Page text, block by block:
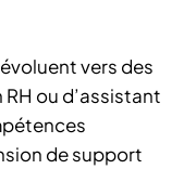
vers des
ou d’assistant
de support